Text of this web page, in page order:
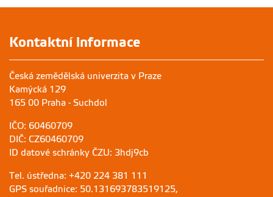
Kontaktní informace
Česká zemědělská univerzita v Praze
Kamýcká 129
165 00 Praha - Suchdol
IČO: 60460709
DIČ: CZ60460709
ID datové schránky ČZU: 3hdj9cb
Tel. ústředna: +420 224 381 111
GPS souřadnice: 50.131693783519125,